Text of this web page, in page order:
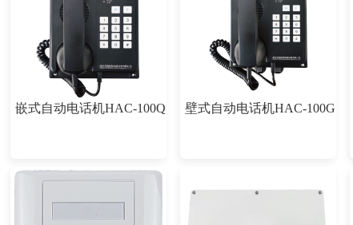
嵌式自动电话机HAC-100Q 壁式自动电话机HAC-100G